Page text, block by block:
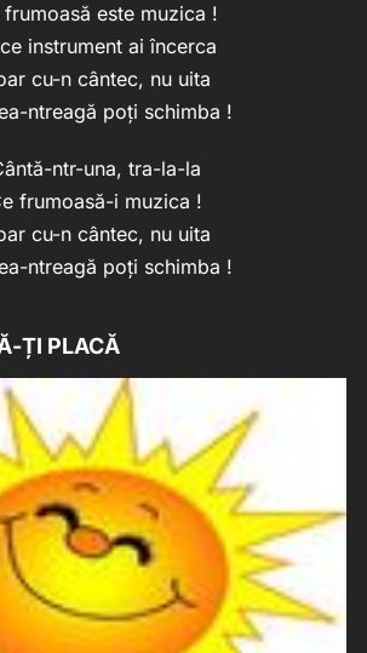
frumoasă este muzica !
instrument ai încerca
cu-n cântec, nu uita
ntreagă poți schimba !
ntr-una, tra-la-la
frumoasă-i muzica !
cu-n cântec, nu uita
ntreagă poți schimba !
ȚI PLACĂ